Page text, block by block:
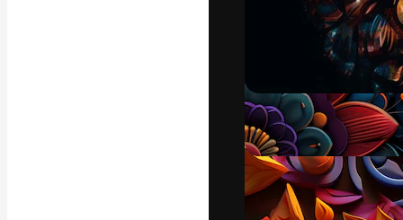
Copyright ©